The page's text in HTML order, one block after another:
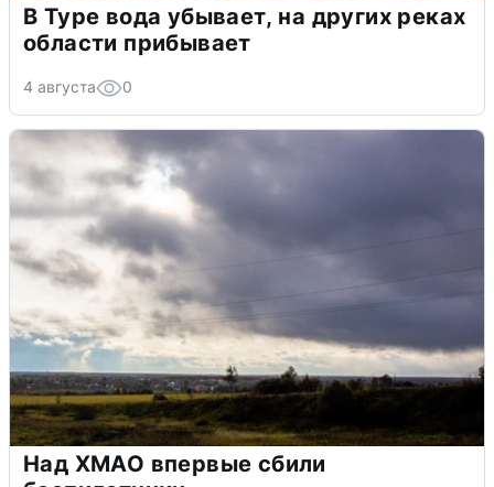
В Туре вода убывает, на других реках
области прибывает
4 августа 0
Над ХМАО впервые сбили